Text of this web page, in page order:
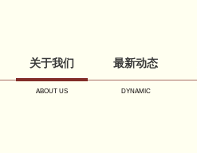
关于我们
ABOUT US
最新动态
DYNAMIC